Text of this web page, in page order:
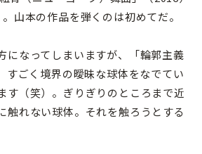
山本の作品を弾くのは初めてだ。
になってしまいますが、「輪郭主義
すごく境界の曖昧な球体をなでてい
す（笑）。ぎりぎりのところまで近
触れない球体。それを触ろうとする